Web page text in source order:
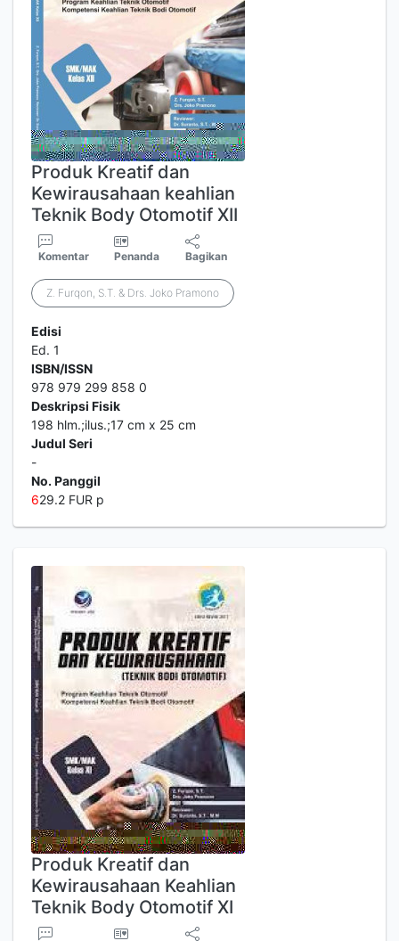
Produk Kreatif dan
Kewirausahaan keahlian
Teknik Body Otomotif XII
Komentar Penanda Bagikan
Z. Furqon, S.T. & Drs. Joko Pramono
Edisi
Ed. 1
ISBN/ISSN
978 979 299 858 0
Deskripsi Fisik
198 hlm.;ilus.;17 cm x 25 cm
Judul Seri
-
No. Panggil
629.2 FUR p
Produk Kreatif dan
Kewirausahaan Keahlian
Teknik Body Otomotif XI